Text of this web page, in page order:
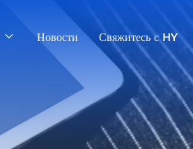
Новости Свяжитесь с HY